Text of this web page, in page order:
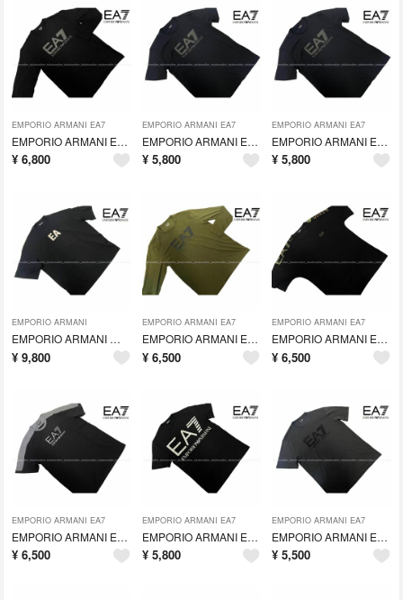
EMPORIO ARMANI EA7
EMPORIO ARMANI EA7 エンポリオ・アルマーニ 長袖Tシャツ(M)
¥ 6,800
EMPORIO ARMANI EA7
EMPORIO ARMANI EA7 エンポリオ・アルマーニ Tシャツ(M)
¥ 5,800
EMPORIO ARMANI EA7
EMPORIO ARMANI EA7 エンポリオ・アルマーニ Tシャツ(L)
¥ 5,800
EMPORIO ARMANI
EMPORIO ARMANI エンポリオ・アルマーニ Tシャツ(L)[15]
¥ 9,800
EMPORIO ARMANI EA7
EMPORIO ARMANI EA7 エンポリオ・アルマーニ 長袖Tシャツ
¥ 6,500
EMPORIO ARMANI EA7
EMPORIO ARMANI EA7 エンポリオ・アルマーニ Tシャツ(M)
¥ 6,500
EMPORIO ARMANI EA7
EMPORIO ARMANI EA7 エンポリオ・アルマーニ Tシャツ(L)[9
¥ 6,500
EMPORIO ARMANI EA7
EMPORIO ARMANI EA7 エンポリオ・アルマーニ Tシャツ(S)[7
¥ 5,800
EMPORIO ARMANI EA7
EMPORIO ARMANI EA7 エンポリオ・アルマーニ Tシャツ(L)
¥ 5,500